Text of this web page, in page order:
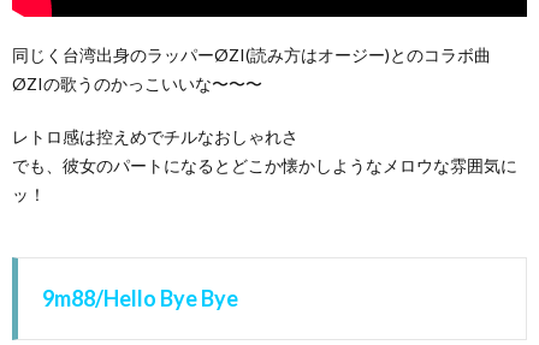
同じく台湾出身のラッパーØZI(読み方はオージー)とのコラボ曲
ØZIの歌うのかっこいいな〜〜〜
レトロ感は控えめでチルなおしゃれさ
でも、彼女のパートになるとどこか懐かしようなメロウな雰囲気に
ッ！
9m88/Hello Bye Bye